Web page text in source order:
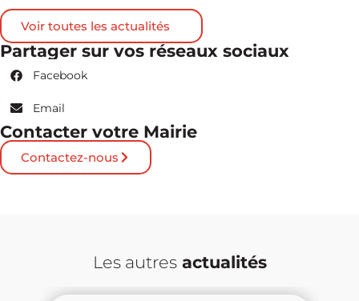
Voir toutes les actualités
Partager sur vos réseaux sociaux
Facebook
Email
Contacter votre Mairie
Contactez-nous
Les autresactualités